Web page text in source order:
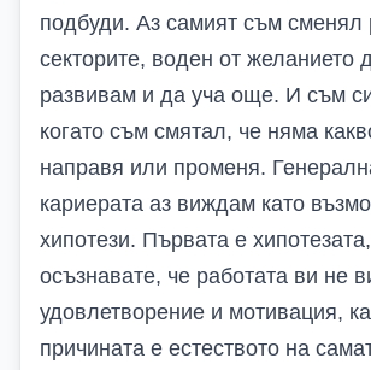
подбуди. Аз самият съм сменял
секторите, воден от желанието
развивам и да уча още. И съм
когато съм смятал, че няма
направя или променя.
кариерата аз виждам като
хипотези. Първата е
осъзнавате, че работата ви не
удовлетворение и мотивация,
причината е естеството на